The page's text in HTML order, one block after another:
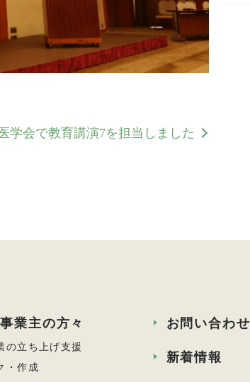
学会で教育講演7を担当しました
業主の方々
の立ち上げ支援
・作成
お問い合わせ
新着情報